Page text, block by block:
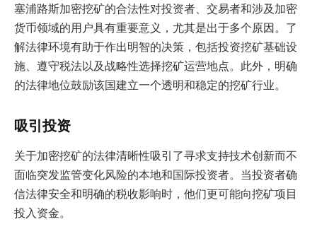
塞浦路斯加密挖矿的合法性对投资者、交易者和涉及加密
货币领域的用户具有重要意义，尤其是出于多个原因。了
解法律环境有助于作出明智的决策，包括投资挖矿基础设
施、遵守税法以及战略性选择挖矿运营地点。此外，明确
的法律地位鼓励该国建立一个透明和稳定的挖矿行业。
吸引投资
关于加密挖矿的法律清晰性吸引了寻求支持技术创新而不
面临突发监管变化风险的本地和国际投资者。当投资者确
信法律安全和明确的税收影响时，他们更可能向挖矿项目
投入资金。